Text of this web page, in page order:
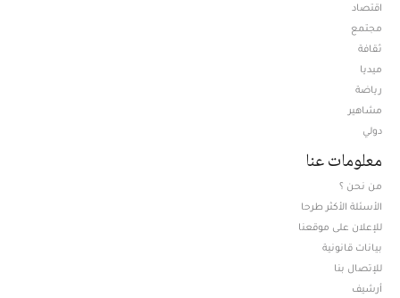
اقتصاد
مجتمع
ثقافة
ميديا
رياضة
مشاهير
دولي
معلومات عنا
من نحن ؟
الأسئلة الأكثر طرحا
للإعلان على موقعنا
بيانات قانونية
للإتصال بنا
أرشيف